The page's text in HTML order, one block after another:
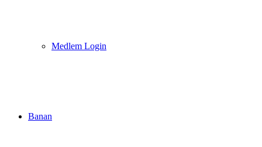
Medlem Login
Banan